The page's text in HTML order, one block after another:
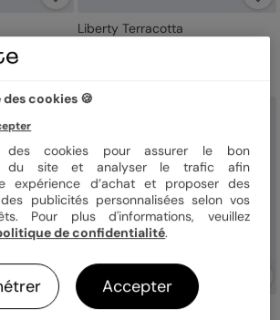
Liberty Terracotta
Arche Champêtre
cookies 🍪
des cookies pour assurer le bon
du site et analyser le trafic afin
expérience d’achat et proposer des
publicités personnalisées selon vos
Pour plus d'informations, veuillez
de confidentialité.
Accepter